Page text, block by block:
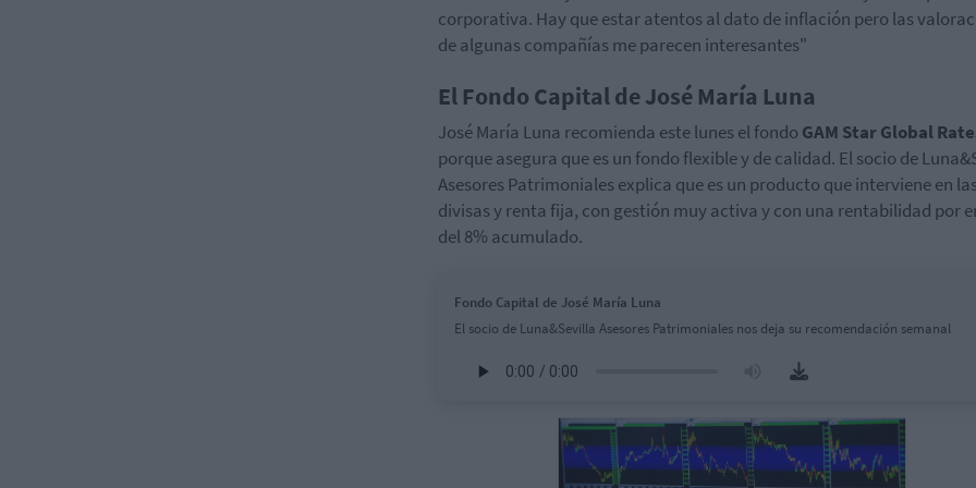
corporativa. Hay que estar atentos al dato de inflación pero las
de algunas compañías me parecen interesantes"
El Fondo Capital de José María Luna
José María Luna recomienda este lunes el fondo GAM Star Global
porque asegura que es un fondo flexible y de calidad. El socio de
Asesores Patrimoniales explica que es un producto que interviene en
divisas y renta fija, con gestión muy activa y con una rentabilidad por
del 8% acumulado.
Fondo Capital de José María Luna
El socio de Luna&Sevilla Asesores Patrimoniales nos deja su recomendación semanal